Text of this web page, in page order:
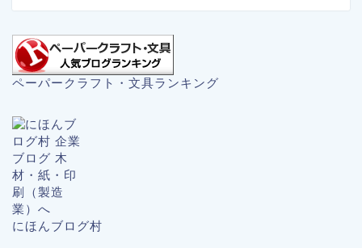
ペーパークラフト・文具ランキング
にほんブログ村